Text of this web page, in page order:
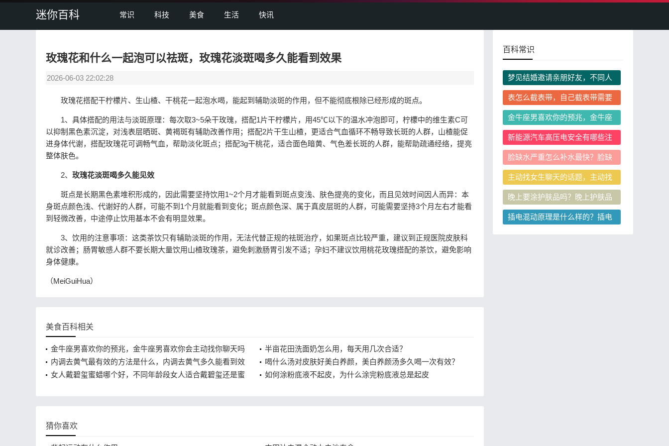
迷你百科 常识 科技 美食 生活 快讯
玫瑰花和什么一起泡可以祛斑，玫瑰花淡斑喝多久能看到效果
2026-06-03 22:02:28
玫瑰花搭配干柠檬片、生山楂、干桃花一起泡水喝，能起到辅助淡斑的作用，但不能彻底根除已经形成的斑点。
1、具体搭配的用法与淡斑原理：每次取3~5朵干玫瑰，搭配1片干柠檬片，用45℃以下的温水冲泡即可，柠檬中的维生素C可
以抑制黑色素沉淀，对浅表层晒斑、黄褐斑有辅助改善作用；搭配2片干生山楂，更适合气血循环不畅导致长斑的人群，山楂能促
进身体代谢，搭配玫瑰花可调畅气血，帮助淡化斑点；搭配3g干桃花，适合面色暗黄、气色差长斑的人群，能帮助疏通经络，提亮
整体肤色。
2、 玫瑰花淡斑喝多久能见效
斑点是长期黑色素堆积形成的，因此需要坚持饮用1~2个月才能看到斑点变浅、肤色提亮的变化，而且见效时间因人而异：本
身斑点颜色浅、代谢好的人群，可能不到1个月就能看到变化；斑点颜色深、属于真皮层斑的人群，可能需要坚持3个月左右才能看
到轻微改善，中途停止饮用基本不会有明显效果。
3、饮用的注意事项：这类茶饮只有辅助淡斑的作用，无法代替正规的祛斑治疗，如果斑点比较严重，建议到正规医院皮肤科
就诊改善；肠胃敏感人群不要长期大量饮用山楂玫瑰茶，避免刺激肠胃引发不适；孕妇不建议饮用桃花玫瑰搭配的茶饮，避免影响
身体健康。
（MeiGuiHua）
美食百科相关
金牛座男喜欢你的预兆，金牛座男喜欢你会主动找你聊天吗
半亩花田洗面奶怎么用，每天用几次合适？
内调去黄气最有效的方法是什么，内调去黄气多久能看到效
果？
喝什么汤对皮肤好美白养颜，美白养颜汤多久喝一次有效？
女人戴碧玺蜜蜡哪个好，不同年龄段女人适合戴碧玺还是蜜
如何涂粉底液不起皮，为什么涂完粉底液总是起皮
猜你喜欢
百科常识
梦见结婚邀请亲朋好友，不同人
群做这个梦解读一样吗？
表怎么截表带，自己截表带需要
准备哪些工具
金牛座男喜欢你的预兆，金牛座
男喜欢你会主动找你聊天吗
新能源汽车高压电安全有哪些注
意事项？发生碰撞后会自动切断
高压电源吗？
脸缺水严重怎么补水最快？脸缺
水补水后还是干是什么原因
主动找女生聊天的话题，主动找
女生聊天没话题聊怎么办
晚上要涂护肤品吗？晚上护肤品
正确使用顺序是什么
插电混动原理是什么样的？插电